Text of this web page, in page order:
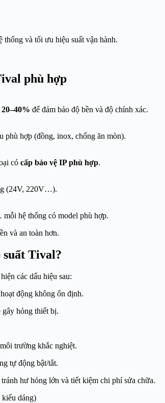
và tối ưu hiệu suất vận hành.
phù hợp
20–40% để đảm bảo độ bền và độ chính xác.
hợp (đồng, inox, chống ăn mòn).
có cấp bảo vệ IP phù hợp.
(24V, 220V…).
hệ thống có model phù hợp.
và an toàn hơn.
suất Tival?
các dấu hiệu sau:
động không ổn định.
hỏng thiết bị.
trường khắc nghiệt.
tự động bật/tắt.
hư hỏng lớn và tiết kiệm chi phí sửa chữa.